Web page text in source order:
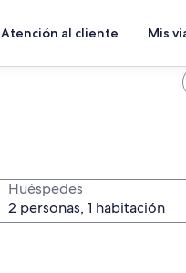
Atención al cliente Mis
Huéspedes